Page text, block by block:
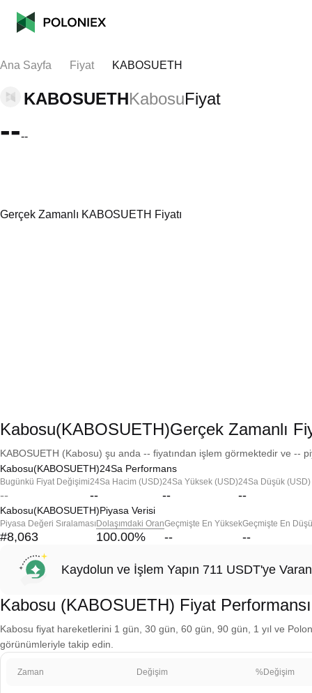
Ana Sayfa Fiyat KABOSUETH
KABOSUETHKabosuFiyat
----
Gerçek Zamanlı KABOSUETH Fiyatı
Kabosu(KABOSUETH)Gerçek Zamanlı
KABOSUETH (Kabosu) şu anda -- fiyatından işlem görmektedir ve --
Kabosu(KABOSUETH)24Sa Performans
Bugünkü Fiyat Değişimi
--
24Sa Hacim (USD)
--
24Sa Yüksek (USD)
--
24Sa Düşük (USD)
--
Kabosu(KABOSUETH)Piyasa Verisi
Piyasa Değeri Sıralaması
#8,063
Dolaşımdaki Oran
100.00%
Geçmişte En Yüksek
--
Geçmişte En
--
Kaydolun ve İşlem Yapın 711 USDT'ye
Kabosu (KABOSUETH) Fiyat Performansı
Kabosu fiyat hareketlerini 1 gün, 30 gün, 60 gün, 90 gün, 1 yıl ve
görünümleriyle takip edin.
Zaman Değişim %Değişim